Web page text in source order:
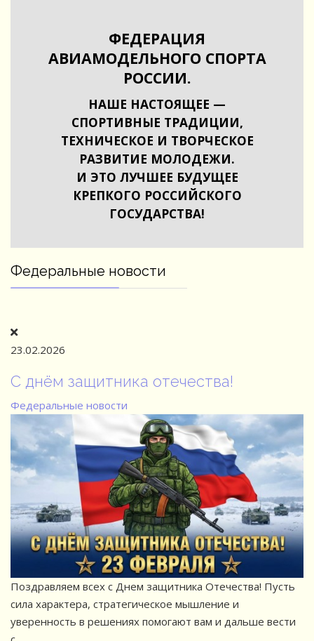
ФЕДЕРАЦИЯ
АВИАМОДЕЛЬНОГО СПОРТА
РОССИИ.
НАШЕ НАСТОЯЩЕЕ —
СПОРТИВНЫЕ ТРАДИЦИИ,
ТЕХНИЧЕСКОЕ И ТВОРЧЕСКОЕ
РАЗВИТИЕ МОЛОДЕЖИ.
И ЭТО ЛУЧШЕЕ БУДУЩЕЕ
КРЕПКОГО РОССИЙСКОГО
ГОСУДАРСТВА!
Федеральные новости
23.02.2026
С днём защитника отечества!
Федеральные новости
Поздравляем всех с Днем защитника Отечества! Пусть
сила характера, стратегическое мышление и
уверенность в решениях помогают вам и дальше вести